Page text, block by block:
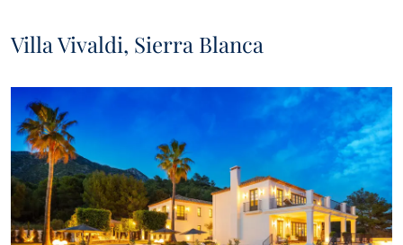
Villa Vivaldi, Sierra Blanca